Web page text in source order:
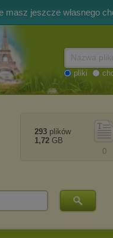
masz jeszcze własnego
pliki
0
293 plików
1,72 GB